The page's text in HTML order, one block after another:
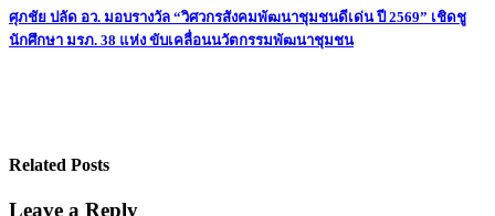
Post
navigation
ศุภชัย ปลัด อว. มอบรางวัล “วิศวกรสังคมพัฒนาชุมชนดีเด่น ปี 2569” เชิดชู
นักศึกษา มรภ. 38 แห่ง ขับเคลื่อนนวัตกรรมพัฒนาชุมชน
Related Posts
Leave a Reply